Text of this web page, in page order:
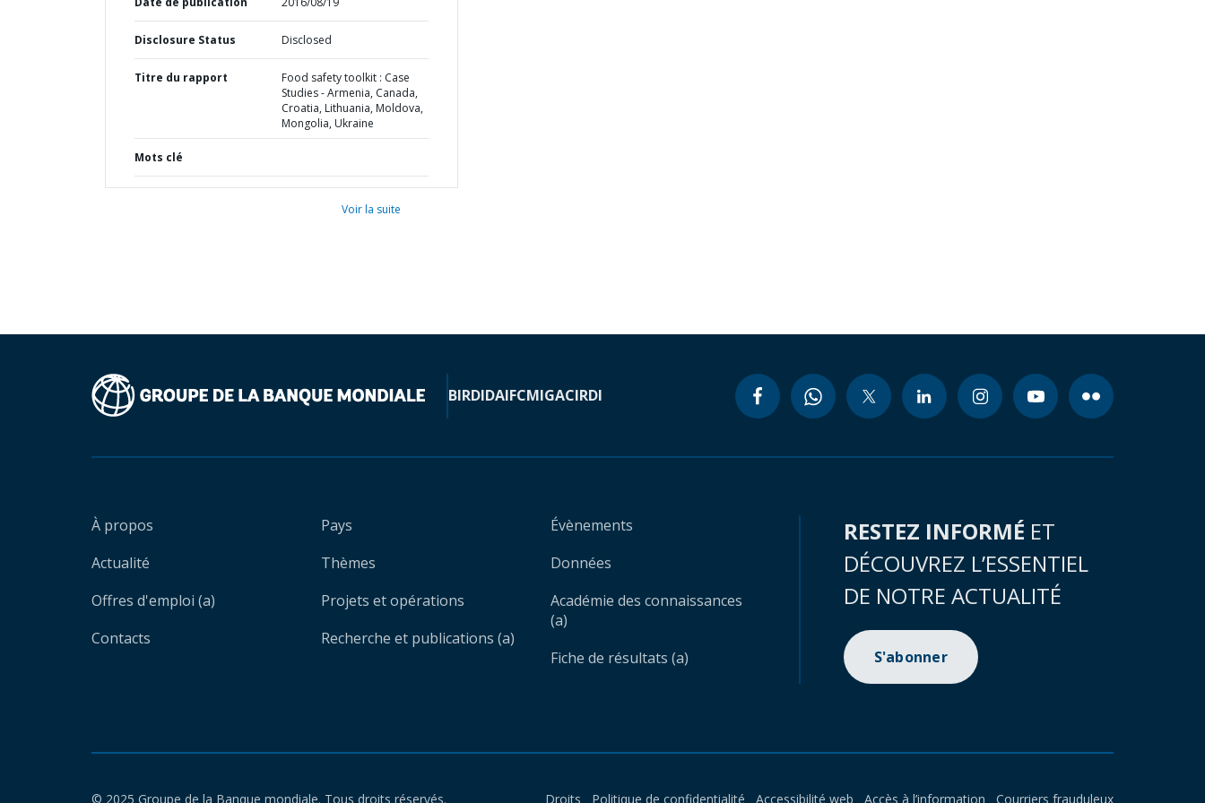
Disclosure Status Disclosed
Titre du rapport
Food safety toolkit : Case
Studies - Armenia, Canada,
Croatia, Lithuania, Moldova,
Mongolia, Ukraine
Mots clé
Voir la suite
BIRDIDAIFCMIGACIRDI
À propos
Actualité
Offres d'emploi (a)
Contacts
Pays
Thèmes
Projets et opérations
Recherche et publications (a)
Évènements
Données
Académie des connaissances
(a)
Fiche de résultats (a)
RESTEZ INFORMÉ ET
DÉCOUVREZ L’ESSENTIEL
DE NOTRE ACTUALITÉ
S'abonner
© 2025 Groupe de la Banque mondiale. Tous droits réservés. Droits Politique de confidentialité Accessibilité web Accès à l’information Courriers frauduleux